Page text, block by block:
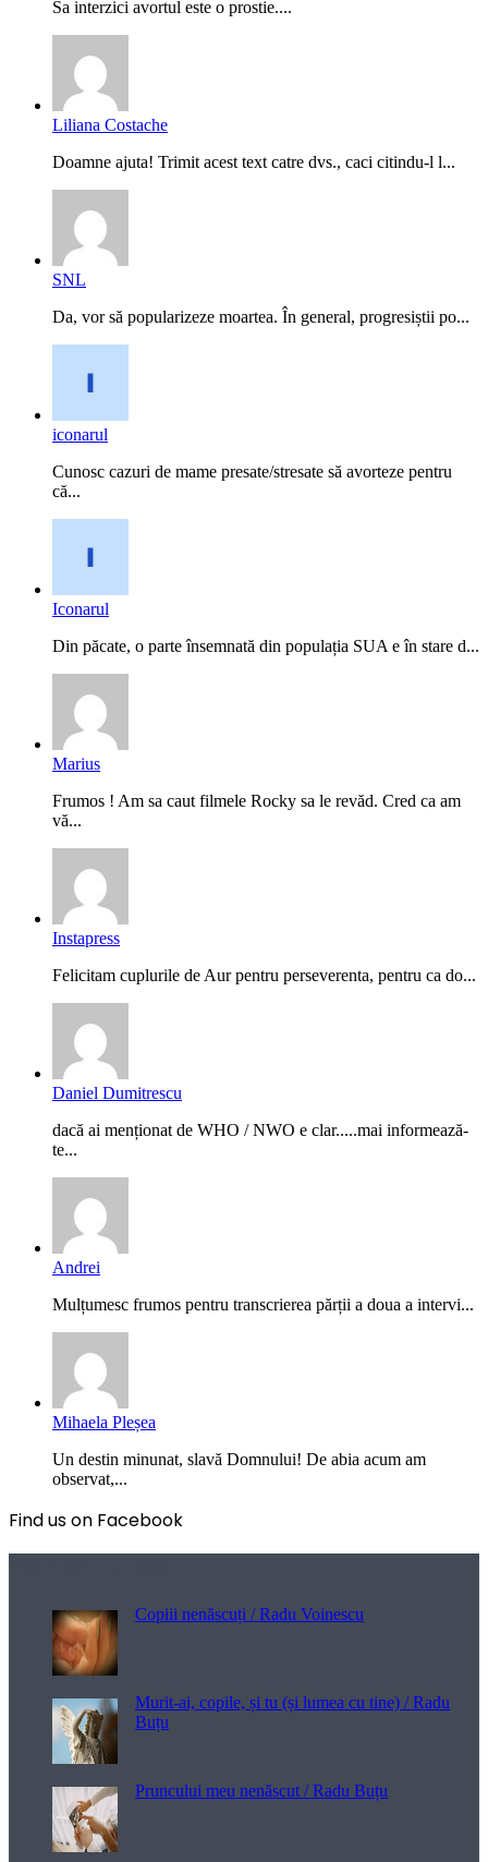
Sa interzici avortul este o prostie....
Liliana Costache
Doamne ajuta! Trimit acest text catre dvs., caci citindu-l l...
SNL
Da, vor să popularizeze moartea. În general, progresiștii po...
iconarul
Cunosc cazuri de mame presate/stresate să avorteze pentru
că...
Iconarul
Din păcate, o parte însemnată din populația SUA e în stare d...
Marius
Frumos ! Am sa caut filmele Rocky sa le revăd. Cred ca am
vă...
Instapress
Felicitam cuplurile de Aur pentru perseverenta, pentru ca do...
Daniel Dumitrescu
dacă ai menționat de WHO / NWO e clar.....mai informează-
te...
Andrei
Mulțumesc frumos pentru transcrierea părții a doua a intervi...
Mihaela Pleșea
Un destin minunat, slavă Domnului! De abia acum am
observat,...
Find us on Facebook
Copiii nenăscuți / Radu Voinescu
Murit-ai, copile, și tu (și lumea cu tine) / Radu
Buțu
Pruncului meu nenăscut / Radu Buțu